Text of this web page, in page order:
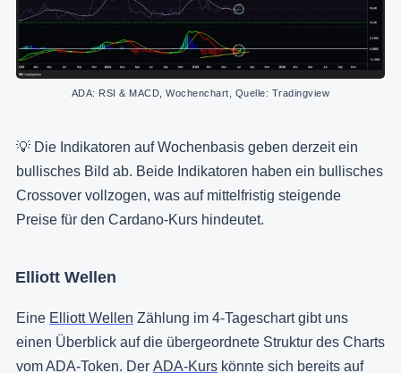
ADA: RSI & MACD, Wochenchart, Quelle: Tradingview
💡 Die Indikatoren auf Wochenbasis geben derzeit ein
bullisches Bild ab. Beide Indikatoren haben ein bullisches
Crossover vollzogen, was auf mittelfristig steigende
Preise für den Cardano-Kurs hindeutet.
Elliott Wellen
Eine Elliott Wellen Zählung im 4-Tageschart gibt uns
einen Überblick auf die übergeordnete Struktur des Charts
vom ADA-Token. Der ADA-Kurs könnte sich bereits auf